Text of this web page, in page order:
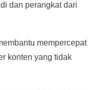
dan perangkat dari
mempercepat
konten yang tidak